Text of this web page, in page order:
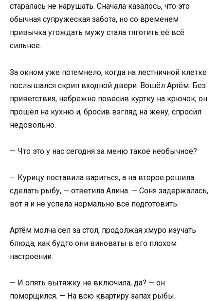
старалась не нарушать. Сначала казалось, что это
обычная супружеская забота, но со временем
привычка угождать мужу стала тяготить её всё
сильнее.
За окном уже потемнело, когда на лестничной клетке
послышался скрип входной двери. Вошёл Артём. Без
приветствия, небрежно повесив куртку на крючок, он
прошёл на кухню и, бросив взгляд на жену, спросил
недовольно.
— Что это у нас сегодня за меню такое необычное?
— Курицу поставила вариться, а на второе решила
сделать рыбу, — ответила Алина. — Соня задержалась,
вот я и не успела нормально всё подготовить.
Артём молча сел за стол, продолжая хмуро изучать
блюда, как будто они виноваты в его плохом
настроении.
— И опять вытяжку не включила, да? — он
поморщился. — На всю квартиру запах рыбы.